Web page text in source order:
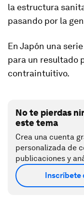
la estructura
pasando por la
En Japón una
para un resultado
contraintuitivo.
No te pierdas
este tema
Crea una cuenta
personalizada de
publicaciones y
Inscríbete